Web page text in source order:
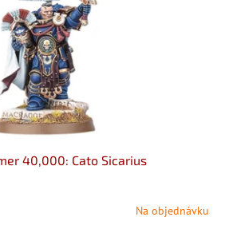
40,000: Cato Sicarius
Na objednávku